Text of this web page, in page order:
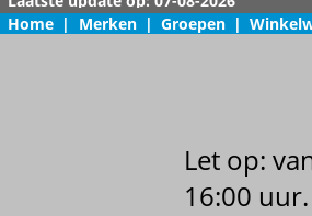
Home | Merken | Groepen |
Let op:
16:00 uur.